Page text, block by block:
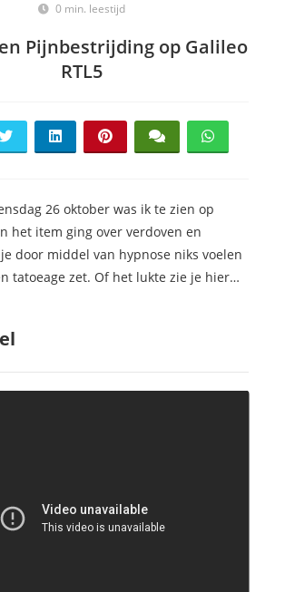
0 min. leestijd
Pijnbestrijding op Galileo
RTL5
26 oktober was ik te zien op
het item ging over verdoven en
door middel van hypnose niks voelen
tatoeage zet. Of het lukte zie je hier…